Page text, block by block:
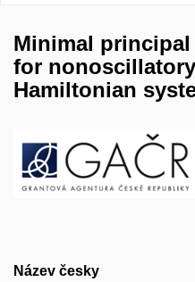
Minimal
for
Hamiltonian
Název česky